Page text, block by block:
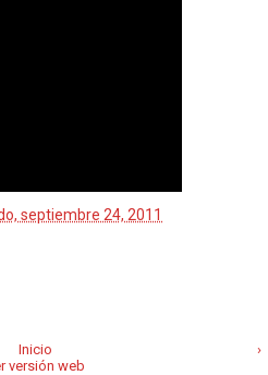
septiembre 24, 2011
›
Inicio
versión web